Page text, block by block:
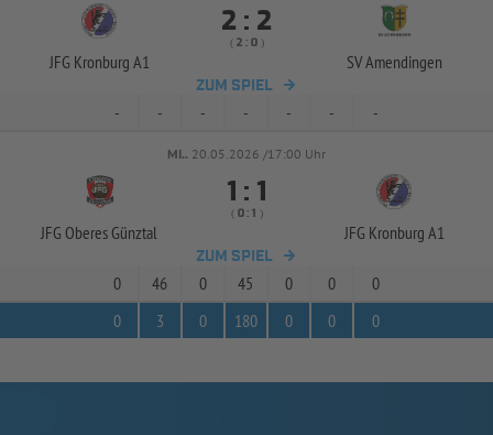
JFG Kronburg A1
 : 
(  :  )
SV Amendingen
ZUM SPIEL
- - - - - - -
MI.. 20.05.2026 /17:00 Uhr
JFG Oberes Günztal
 : 
( :  )
JFG Kronburg A1
ZUM SPIEL
0 46 0 45 0 0
0
0
3 0 180 0 0 0